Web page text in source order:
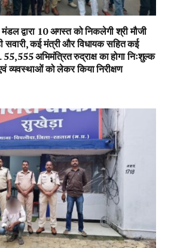
द्वारा 10 अगस्त को निकलेगी श्री मौजी
सवारी, कई मंत्री और विधायक सहित कई
अभिमंत्रित रुद्राक्ष का होगा निःशुल्क
व्यवस्थाओं को लेकर किया निरीक्षण